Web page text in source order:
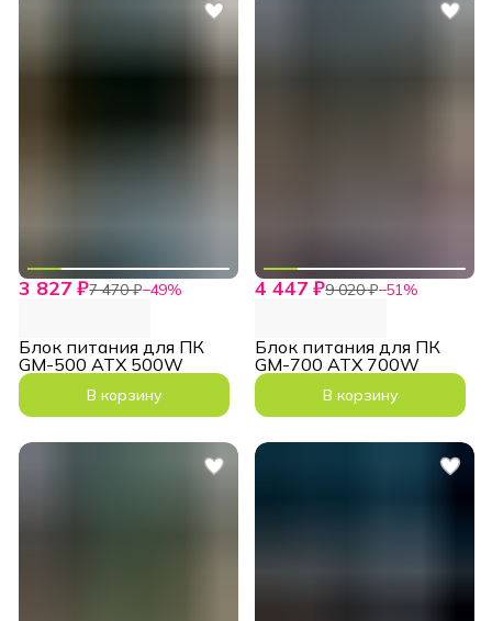
3 827 ₽7 470 ₽−49%
Блок питания для ПК
GM-500 ATX 500W
В корзину
4 447 ₽9 020 ₽−51%
Блок питания для ПК
GM-700 ATX 700W
В корзину